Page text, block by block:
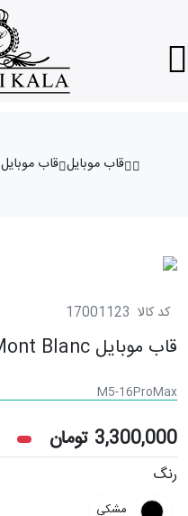
قاب موبایل قاب موبایل Mont Blanc مدل 16ProMax
کد کالا 17001123
قاب موبایل Mont Blanc مدل 16ProMax
M5-16ProMax
3,300,000 تومان
رنگ
مشکی